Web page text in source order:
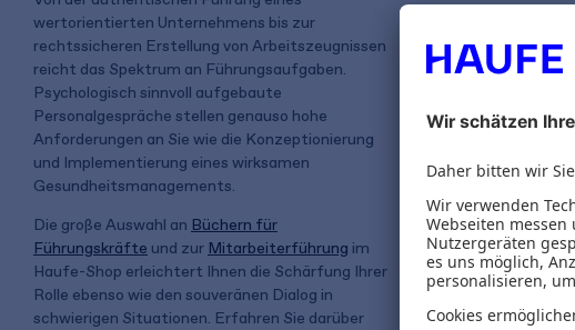
wertorientierten Unternehmens bis zur
rechtssicheren Erstellung von Arbeitszeugnissen
reicht das Spektrum an Führungsaufgaben.
Psychologisch sinnvoll aufgebaute
Personalgespräche stellen genauso hohe
Anforderungen an Sie wie die Konzeptionierung
und Implementierung eines wirksamen
Gesundheitsmanagements.
Die große Auswahl an Büchern für
Führungskräfte und zur Mitarbeiterführung im
Haufe-Shop erleichtert Ihnen die Schärfung Ihrer
Rolle ebenso wie den souveränen Dialog in
schwierigen Situationen. Erfahren Sie darüber